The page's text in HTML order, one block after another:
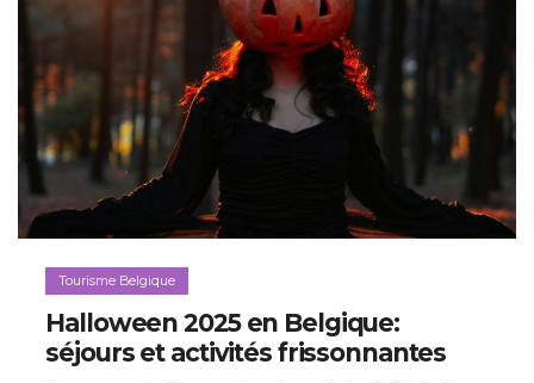
Tourisme Belgique
Halloween 2025 en Belgique:
séjours et activités frissonnantes